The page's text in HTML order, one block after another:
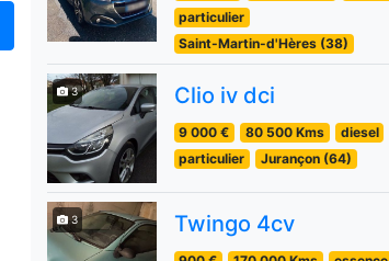
particulier
Saint-Martin-d'Hères (38)
3 Clio iv dci
9 000 € 80 500 Kms
diesel
particulier
Jurançon (64)
3 Twingo 4cv